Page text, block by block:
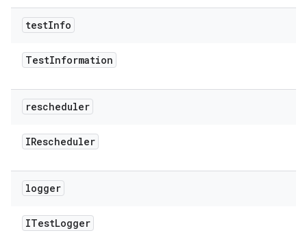
testInfo
TestInformation
rescheduler
IRescheduler
logger
ITestLogger